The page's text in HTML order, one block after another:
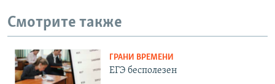
Смотрите также
ГРАНИ ВРЕМЕНИ
ЕГЭ бесполезен